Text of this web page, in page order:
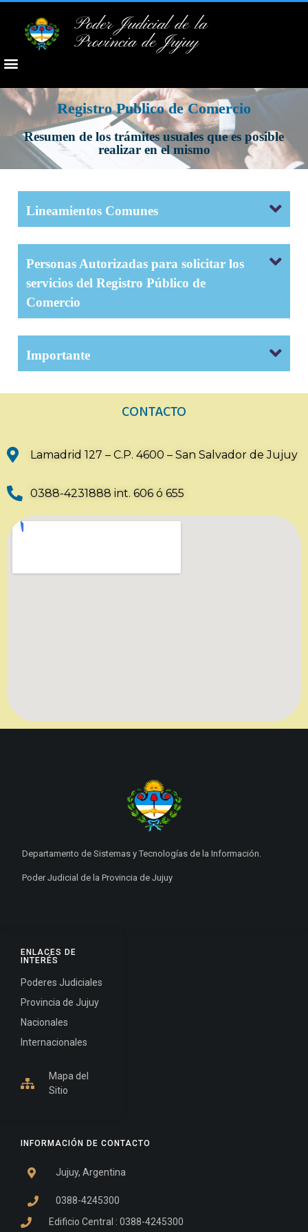
Poder Judicial de la
Provincia de Jujuy
Registro Publico de Comercio
Resumen de los trámites usuales que es posible
realizar en el mismo
Lineamientos Comunes
Personas Autorizadas para solicitar los
servicios del Registro Público de
Comercio
Importante
CONTACTO
Lamadrid 127 – C.P. 4600 – San Salvador de Jujuy
0388-4231888 int. 606 ó 655
INFORMACIÓN DE CONTACTO
Jujuy, Argentina
0388-4245300
Edificio Central : 0388-4245300
ENLACES DE
INTERÉS
Poderes Judiciales
Provincia de Jujuy
Nacionales
Internacionales
Mapa del
Sitio
Departamento de Sistemas y Tecnologías de la Información.
Poder Judicial de la Provincia de Jujuy